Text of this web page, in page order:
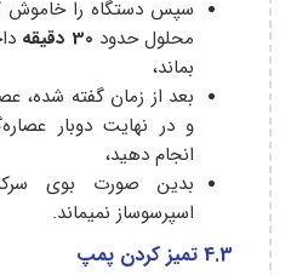
سپس دستگاه را خاموش
محلول حدود 30 دقیقه
بماند،
بعد از زمان گفته شده،
و در نهایت دوبار
انجام دهید،
بدین صورت بوی
اسپرسوساز نمی‎ماند.
4.3 تمیز کردن پمپ